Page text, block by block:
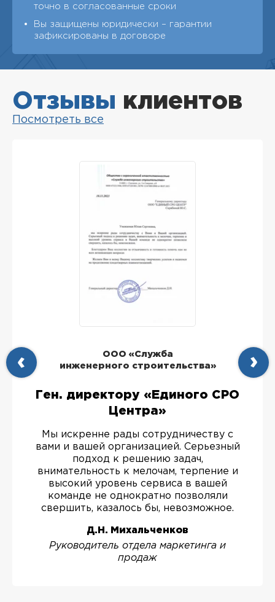
точно в согласованные сроки
Вы защищены юридически – гарантии
зафиксированы в договоре
Отзывы клиентов
Посмотреть все
ООО «Служба
инженерного строительства»
Ген. директору «Единого СРО
Центра»
Мы искренне рады сотрудничеству с
вами и вашей организацией. Серьезный
подход к решению задач,
внимательность к мелочам, терпение и
высокий уровень сервиса в вашей
команде не однократно позволяли
свершить, казалось бы, невозможное.
Д.Н. Михальченков
Руководитель отдела маркетинга и
продаж